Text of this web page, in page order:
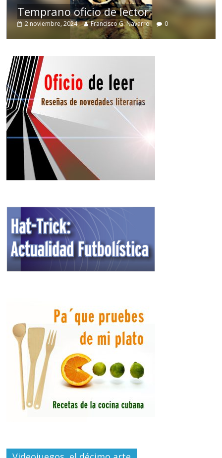
Temprano oficio de lector
2 noviembre, 2024 Francisco G. Navarro 0